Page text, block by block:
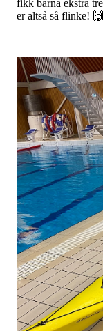
fikk barna ekstra
er altså så flinke!